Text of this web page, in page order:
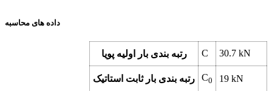
داده های محاسبه
رتبه بندی بار اولیه پویا C 30.7 kN
رتبه بندی بار ثابت استاتیک C0 19 kN